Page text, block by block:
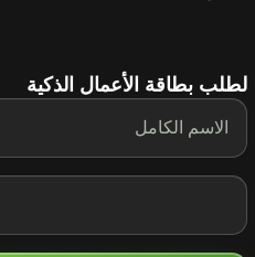
لطلب بطاقة الأعمال الذكية